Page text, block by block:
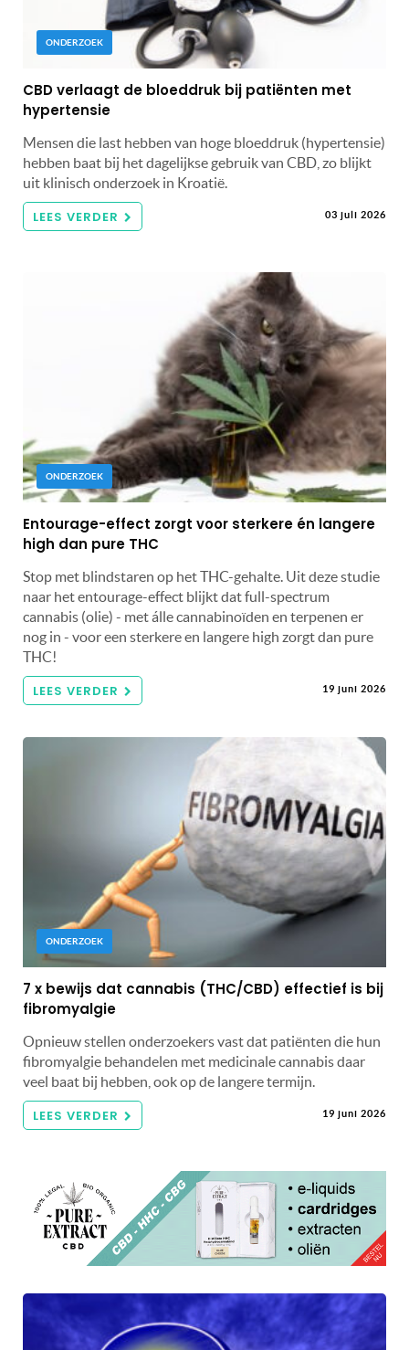
ONDERZOEK
CBD verlaagt de bloeddruk bij patiënten met
hypertensie
Mensen die last hebben van hoge bloeddruk (hypertensie)
hebben baat bij het dagelijkse gebruik van CBD, zo blijkt
uit klinisch onderzoek in Kroatië.
LEES VERDER 03 juli 2026
ONDERZOEK
Entourage-effect zorgt voor sterkere én langere
high dan pure THC
Stop met blindstaren op het THC-gehalte. Uit deze studie
naar het entourage-effect blijkt dat full-spectrum
cannabis (olie) - met álle cannabinoïden en terpenen er
nog in - voor een sterkere en langere high zorgt dan pure
THC!
LEES VERDER 19 juni 2026
ONDERZOEK
7 x bewijs dat cannabis (THC/CBD) effectief is bij
fibromyalgie
Opnieuw stellen onderzoekers vast dat patiënten die hun
fibromyalgie behandelen met medicinale cannabis daar
veel baat bij hebben, ook op de langere termijn.
LEES VERDER 19 juni 2026